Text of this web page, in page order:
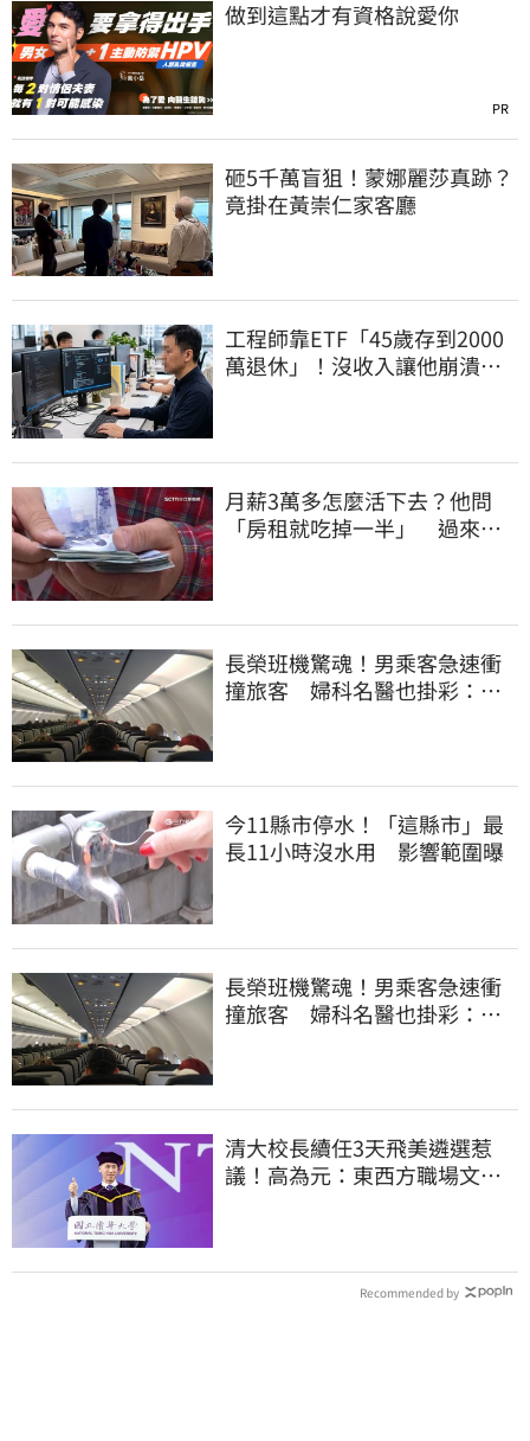
做到這點才有資格說愛你
PR
砸5千萬盲狙！蒙娜麗莎真跡？
竟掛在黃崇仁家客廳
工程師靠ETF「45歲存到2000
萬退休」！沒收入讓他崩潰…
月薪3萬多怎麼活下去？他問
「房租就吃掉一半」 過來人
長榮班機驚魂！男乘客急速衝
撞旅客 婦科名醫也掛彩：全
今11縣市停水！「這縣市」最
長11小時沒水用 影響範圍曝
長榮班機驚魂！男乘客急速衝
撞旅客 婦科名醫也掛彩：全
清大校長續任3天飛美遴選惹
議！高為元：東西方職場文化
Recommended by